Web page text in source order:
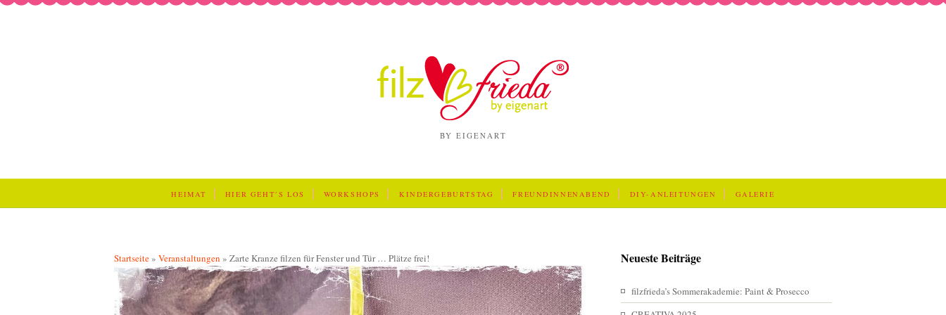
BY EIGENART
HEIMAT HIER GEHT´S LOS WORKSHOPS KINDERGEBURTSTAG FREUNDINNENABEND DIY-ANLEITUNGEN GALERIE
Startseite» Veranstaltungen » Zarte Kranze filzen für Fenster und Tür … Plätze frei! Neueste Beiträge
filzfrieda’s Sommerakademie: Paint & Prosecco